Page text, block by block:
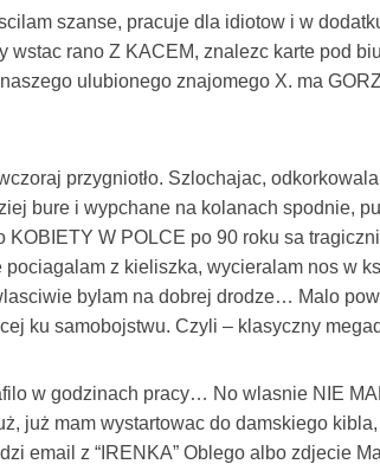
szanse, pracuje dla idiotow i w
wstac rano Z KACEM, znalezc karte pod
ulubionego znajomego X. ma
przygniotło. Szlochajac,
bure i wypchane na kolanach spodnie,
KOBIETY W POLCE po 90 roku sa
pociagalam z kieliszka, wycieralam nos w
bylam na dobrej drodze… Malo
ku samobojstwu. Czyli – klasyczny
w godzinach pracy… No wlasnie NIE
już mam wystartowac do damskiego
email z “IRENKA” Oblego albo zdjecie